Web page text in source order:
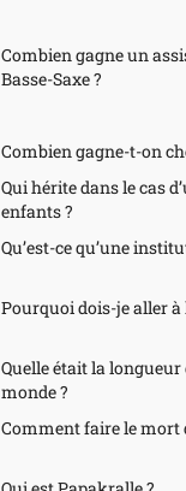
Combien gagne un
Basse-Saxe ?
Combien gagne-t-on
Qui hérite dans le cas
enfants ?
Qu’est-ce qu’une
Pourquoi dois-je aller à
Quelle était la longueur
monde ?
Comment faire le mort